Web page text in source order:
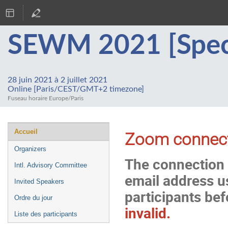
SEWM 2021
28 juin 2021 à 2 juillet 2021
Online [Paris/CEST/GMT+2 timezone]
Fuseau horaire Europe/Paris
Menu
de
l'événement
Accueil
Organizers
Intl. Advisory Committee
Invited Speakers
Ordre du jour
Liste des participants
Zoom
The
email address
participants
invalid.